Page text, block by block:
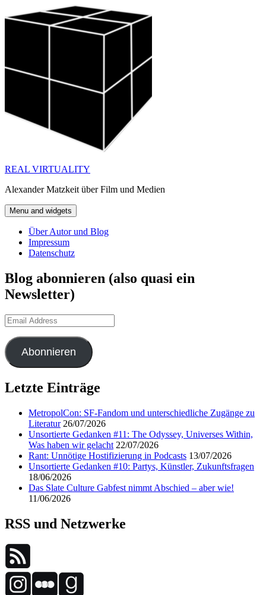
to
REAL VIRTUALITY
Alexander Matzkeit über Film und Medien
Menu and widgets
Über Autor und Blog
Impressum
Datenschutz
Blog abonnieren (also quasi ein
Newsletter)
Email
Address
Abonnieren
Letzte Einträge
MetropolCon: SF-Fandom und unterschiedliche Zugänge zu
Literatur 26/07/2026
Unsortierte Gedanken #11: The Odyssey, Universes Within,
Was haben wir gelacht 22/07/2026
Rant: Unnötige Hostifizierung in Podcasts 13/07/2026
Unsortierte Gedanken #10: Partys, Künstler, Zukunftsfragen
18/06/2026
Das Slate Culture Gabfest nimmt Abschied – aber wie!
11/06/2026
RSS und Netzwerke